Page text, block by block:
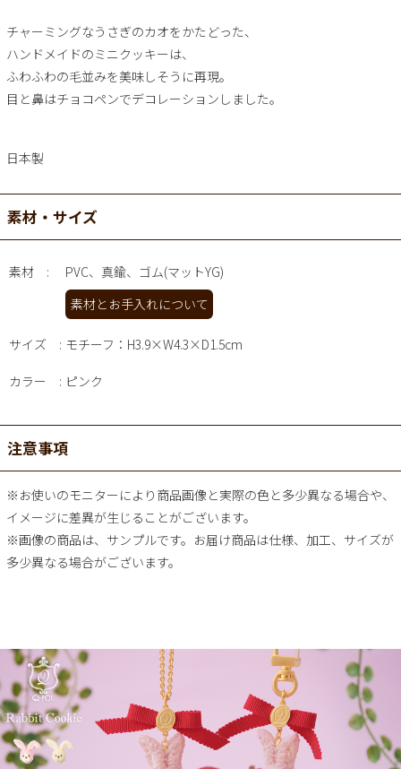
チャーミングなうさぎのカオをかたどった、
ハンドメイドのミニクッキーは、
ふわふわの毛並みを美味しそうに再現。
目と鼻はチョコペンでデコレーションしました。
日本製
素材・サイズ
素材
PVC、真鍮、ゴム(マットYG)
素材とお手入れについて
サイズ モチーフ：H3.9×W4.3×D1.5cm
カラー ピンク
注意事項
※お使いのモニターにより商品画像と実際の色と多少異なる場合や、
イメージに差異が生じることがございます。
※画像の商品は、サンプルです。お届け商品は仕様、加工、サイズが
多少異なる場合がございます。